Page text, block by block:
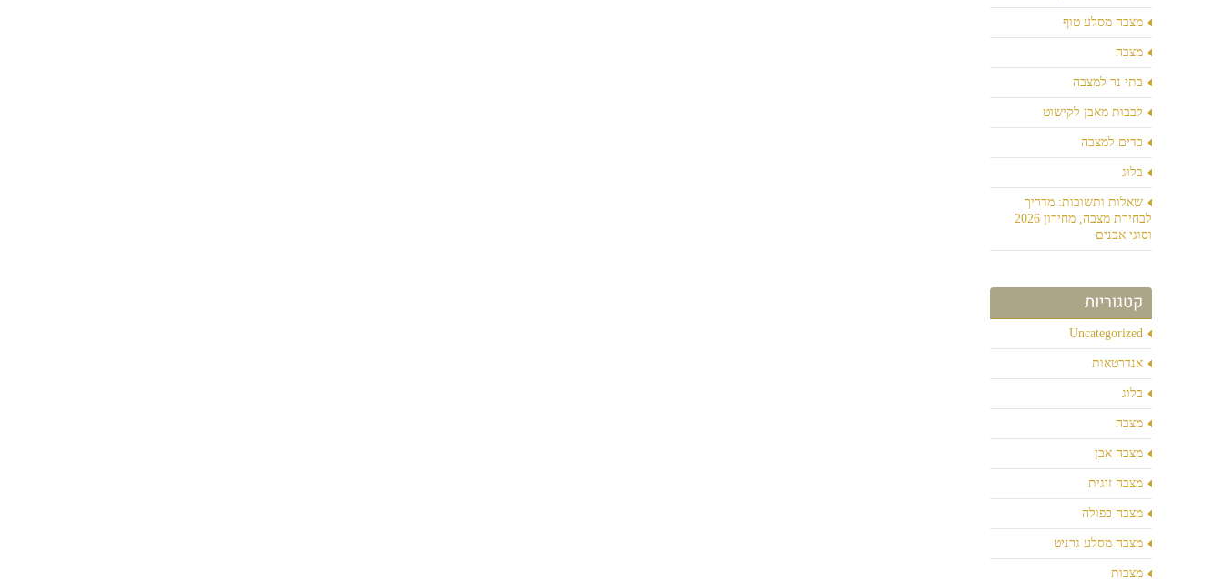
מצבה מסלע טוף
מצבה
בתי נר למצבה
לבבות מאבן לקישוט
כדים למצבה
בלוג
שאלות ותשובות: מדריך
לבחירת מצבה, מחירון 2026
וסוגי אבנים
קטגוריות
Uncategorized
אנדרטאות
בלוג
מצבה
מצבה אבן
מצבה זוגית
מצבה כפולה
מצבה מסלע גרניט
מצבות